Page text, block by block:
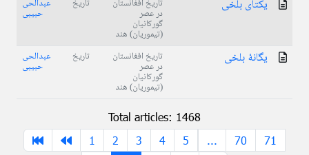
یکتای بلخی تاریخ افغانستان
در عصر
گورکانیان
(تیموریان) هند
تاریخ عبدالحی
حبیبی
یگانۀ بلخی تاریخ افغانستان
در عصر
گورکانیان
(تیموریان) هند
تاریخ عبدالحی
حبیبی
Total articles: 1468
1
2 3 4 5 ... 70
71